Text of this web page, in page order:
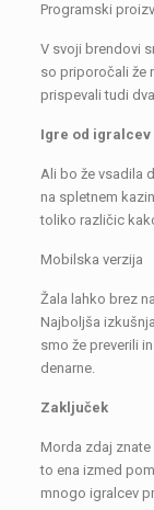
Programski
V svoji brendovi
so priporočali že
prispevali tudi
Igre od igralcev
Ali bo že vsadila
na spletnem
toliko različic
Mobilska verzija
Žala lahko brez
Najboljša
smo že preverili
denarne.
Zaključek
Morda zdaj znate
to ena izmed
mnogo igralcev